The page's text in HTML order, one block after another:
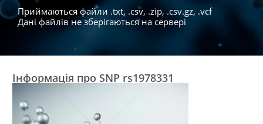
Приймаються файли .txt, .csv, .zip, .csv.gz, .vcf
Дані файлів не зберігаються на сервері
Інформація про SNP rs1978331